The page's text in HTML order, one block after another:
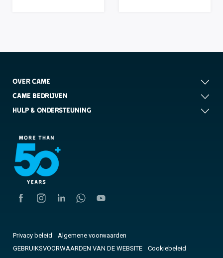
OVER CAME
CAME BEDRIJVEN
HULP & ONDERSTEUNING
Privacy beleid
Algemene voorwaarden
GEBRUIKSVOORWAARDEN VAN DE WEBSITE
Cookiebeleid